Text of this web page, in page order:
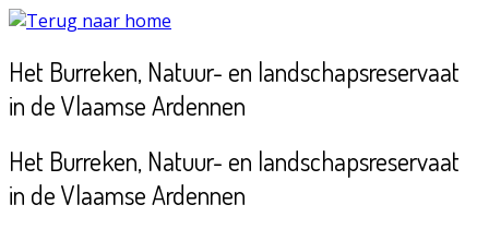
Ga
inhoud
Het Burreken, Natuur- en landschapsreservaat
in de Vlaamse Ardennen
Het Burreken, Natuur- en landschapsreservaat
in de Vlaamse Ardennen